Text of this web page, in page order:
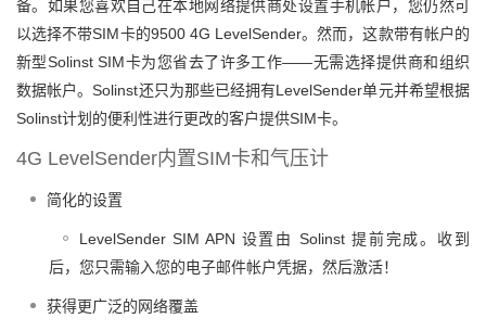
备。如果您喜欢自己在本地网络提供商处设置手机帐户，您仍然可
以选择不带SIM卡的9500 4G LevelSender。然而，这款带有帐户的
新型Solinst SIM卡为您省去了许多工作——无需选择提供商和组织
数据帐户。Solinst还只为那些已经拥有LevelSender单元并希望根据
Solinst计划的便利性进行更改的客户提供SIM卡。
4G LevelSender内置SIM卡和气压计
简化的设置
LevelSender SIM APN 设置由 Solinst 提前完成。收到
后，您只需输入您的电子邮件帐户凭据，然后激活！
获得更广泛的网络覆盖